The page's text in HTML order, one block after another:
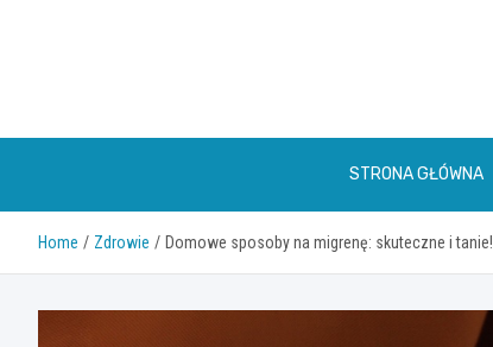
STRONA GŁÓWNA
Home Zdrowie Domowe sposoby na migrenę: skuteczne i tanie!